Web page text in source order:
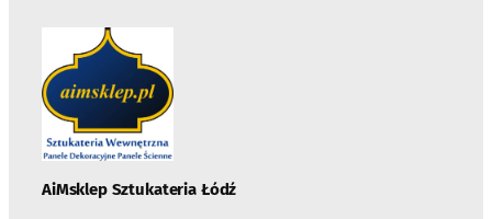
AiMsklep Sztukateria Łódź